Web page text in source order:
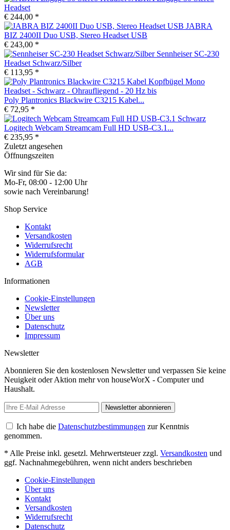
Headset
€ 244,00 *
JABRA
BIZ 2400II Duo USB, Stereo Headset USB
€ 243,00 *
Sennheiser SC-230
Headset Schwarz/Silber
€ 113,95 *
Poly Plantronics Blackwire C3215 Kabel...
€ 72,95 *
Logitech Webcam Streamcam Full HD USB-C3.1...
€ 235,95 *
Zuletzt angesehen
Öffnungszeiten
Wir sind für Sie da:
Mo-Fr, 08:00 - 12:00 Uhr
sowie nach Vereinbarung!
Shop Service
Kontakt
Versandkosten
Widerrufsrecht
Widerrufsformular
AGB
Informationen
Cookie-Einstellungen
Newsletter
Über uns
Datenschutz
Impressum
Newsletter
Abonnieren Sie den kostenlosen Newsletter und verpassen Sie keine
Neuigkeit oder Aktion mehr von houseWorX - Computer und
Haushalt.
Newsletter abonnieren
Ich habe die Datenschutzbestimmungen zur Kenntnis
genommen.
* Alle Preise inkl. gesetzl. Mehrwertsteuer zzgl. Versandkosten und
ggf. Nachnahmegebühren, wenn nicht anders beschrieben
Cookie-Einstellungen
Über uns
Kontakt
Versandkosten
Widerrufsrecht
Datenschutz